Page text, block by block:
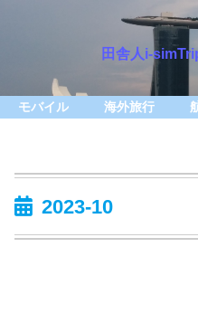
田舎人i-
モバイル 海外旅行
2023-10